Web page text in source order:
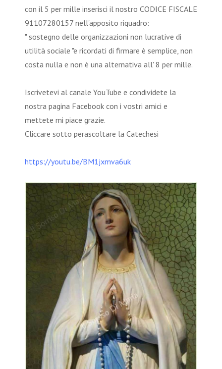
con il 5 per mille inserisci il nostro CODICE FISCALE
91107280157 nell'apposito riquadro:
" sostegno delle organizzazioni non lucrative di
utilità sociale "e ricordati di firmare è semplice, non
costa nulla e non è una alternativa all' 8 per mille.
Iscrivetevi al canale YouTube e condividete la
nostra pagina Facebook con i vostri amici e
mettete mi piace grazie.
Cliccare sotto perascoltare la Catechesi
https://youtu.be/BM1jxmva6uk